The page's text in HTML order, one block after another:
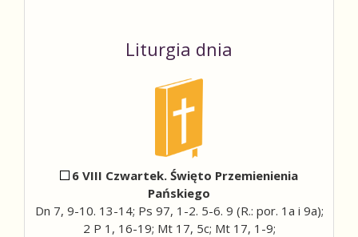
Liturgia dnia
6 VIII Czwartek. Święto Przemienienia
Pańskiego
Dn 7, 9-10. 13-14; Ps 97, 1-2. 5-6. 9 (R.: por. 1a i 9a);
2 P 1, 16-19; Mt 17, 5c; Mt 17, 1-9;